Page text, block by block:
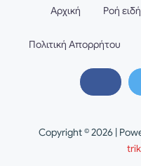
Copyright © 2026 |
Αρχική Ροή
Πολιτική Απορρήτου